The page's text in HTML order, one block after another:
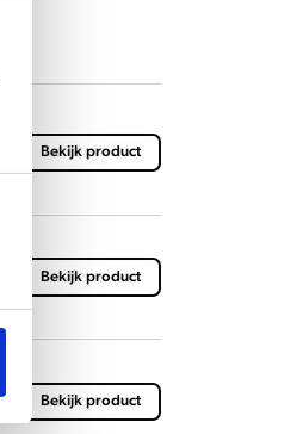
Bekijk product
Bekijk product
Bekijk product